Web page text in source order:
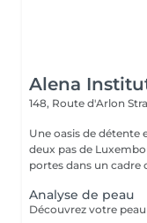
Alena
148, Route d'Arlon
Une oasis de détente
deux pas de
portes dans un cadre
Analyse de peau